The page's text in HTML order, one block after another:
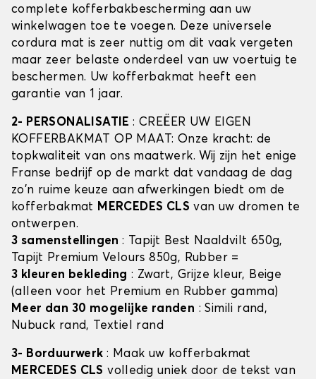
complete kofferbakbescherming aan uw
winkelwagen toe te voegen. Deze universele
cordura mat is zeer nuttig om dit vaak vergeten
maar zeer belaste onderdeel van uw voertuig te
beschermen. Uw kofferbakmat heeft een
garantie van 1 jaar.
2- PERSONALISATIE: CREËER UW EIGEN
KOFFERBAKMAT OP MAAT: Onze kracht: de
topkwaliteit van ons maatwerk. Wij zijn het enige
Franse bedrijf op de markt dat vandaag de dag
zo'n ruime keuze aan afwerkingen biedt om de
kofferbakmat MERCEDES CLS van uw dromen te
ontwerpen.
3 samenstellingen: Tapijt Best Naaldvilt 650g,
Tapijt Premium Velours 850g, Rubber =
3 kleuren bekleding : Zwart, Grijze kleur, Beige
(alleen voor het Premium en Rubber gamma)
Meer dan 30 mogelijke randen : Simili rand,
Nubuck rand, Textiel rand
3- Borduurwerk : Maak uw kofferbakmat
MERCEDES CLS volledig uniek door de tekst van